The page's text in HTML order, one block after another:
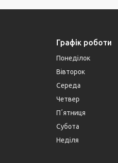
Графік роботи
Понеділок
Вівторок
Середа
Четвер
Пʼятниця
Субота
Неділя